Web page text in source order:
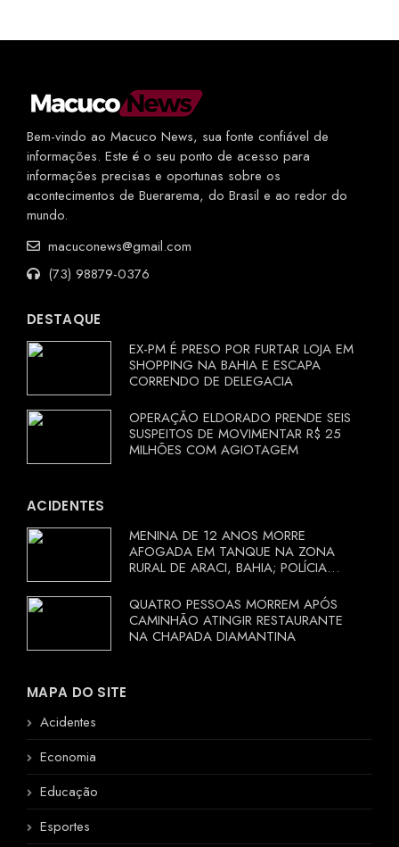
Bem-vindo ao Macuco News, sua fonte confiável de
informações. Este é o seu ponto de acesso para
informações precisas e oportunas sobre os
acontecimentos de Buerarema, do Brasil e ao redor do
mundo.
macuconews@gmail.com
(73) 98879-0376
DESTAQUE
EX-PM É PRESO POR FURTAR LOJA EM
SHOPPING NA BAHIA E ESCAPA
CORRENDO DE DELEGACIA
OPERAÇÃO ELDORADO PRENDE SEIS
SUSPEITOS DE MOVIMENTAR R$ 25
MILHÕES COM AGIOTAGEM
ACIDENTES
MENINA DE 12 ANOS MORRE
AFOGADA EM TANQUE NA ZONA
RURAL DE ARACI, BAHIA; POLÍCIA
QUATRO PESSOAS MORREM APÓS
CAMINHÃO ATINGIR RESTAURANTE
NA CHAPADA DIAMANTINA
MAPA DO SITE
Acidentes
Economia
Educação
Esportes